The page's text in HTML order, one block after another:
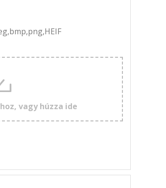
vagy húzza ide